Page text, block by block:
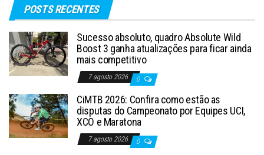
POSTS RECENTES
Sucesso absoluto, quadro Absolute Wild
Boost 3 ganha atualizações para ficar ainda
mais competitivo
7 agosto 2026 0
CiMTB 2026: Confira como estão as
disputas do Campeonato por Equipes UCI,
XCO e Maratona
7 agosto 2026 0